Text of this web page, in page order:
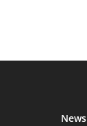
News